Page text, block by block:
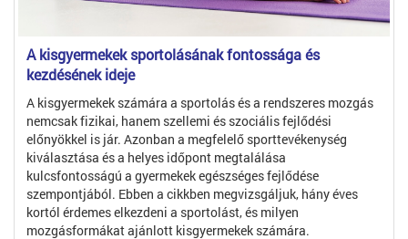
A kisgyermekek sportolásának fontossága és
kezdésének ideje
A kisgyermekek számára a sportolás és a rendszeres mozgás
nemcsak fizikai, hanem szellemi és szociális fejlődési
előnyökkel is jár. Azonban a megfelelő sporttevékenység
kiválasztása és a helyes időpont megtalálása
kulcsfontosságú a gyermekek egészséges fejlődése
szempontjából. Ebben a cikkben megvizsgáljuk, hány éves
kortól érdemes elkezdeni a sportolást, és milyen
mozgásformákat ajánlott kisgyermekek számára.